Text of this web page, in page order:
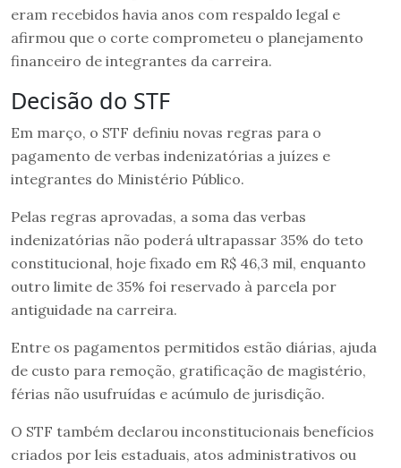
eram recebidos havia anos com respaldo legal e
afirmou que o corte comprometeu o planejamento
financeiro de integrantes da carreira.
Decisão do STF
Em março, o STF definiu novas regras para o
pagamento de verbas indenizatórias a juízes e
integrantes do Ministério Público.
Pelas regras aprovadas, a soma das verbas
indenizatórias não poderá ultrapassar 35% do teto
constitucional, hoje fixado em R$ 46,3 mil, enquanto
outro limite de 35% foi reservado à parcela por
antiguidade na carreira.
Entre os pagamentos permitidos estão diárias, ajuda
de custo para remoção, gratificação de magistério,
férias não usufruídas e acúmulo de jurisdição.
O STF também declarou inconstitucionais benefícios
criados por leis estaduais, atos administrativos ou